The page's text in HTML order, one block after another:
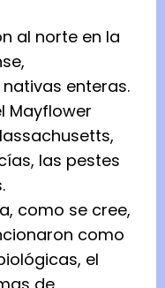
al norte en la
enteras.
Mayflower
las pestes
como se cree,
como
el